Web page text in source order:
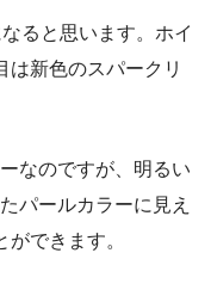
ると思います。ホイ
は新色のスパークリ
なのですが、明るい
パールカラーに見え
できます。